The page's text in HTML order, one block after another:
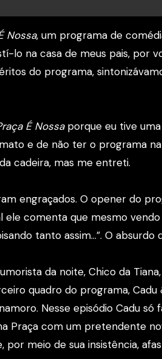
Nossa, um programa de
lo na casa de meus pais, por
do programa,
É Nossaporque eu tive
e de não ter o programa
cadeira, mas me entreti.
engraçados. O opener do
ele comenta que mesmo
tanto assim…”. O
da noite, Chico da
quadro do programa, Cadu
Nesse episódio Cadu só
Praça com um pretendente
meio de sua insistência,